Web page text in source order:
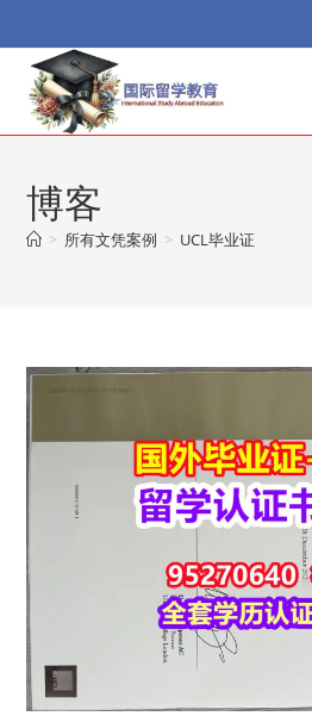
to
content
博客
> 所有文凭案例 > UCL毕业证